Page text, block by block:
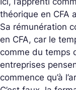
théorique en CFA
Sa rémunération
en CFA, car le
comme du temps
entreprises
commence qu’à